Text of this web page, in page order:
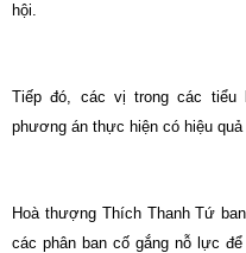
hội.
Tiếp đó, các vị trong các
phương án thực hiện có hiệu
Hoà thượng Thích Thanh Tứ
các phân ban cố gắng nỗ lực